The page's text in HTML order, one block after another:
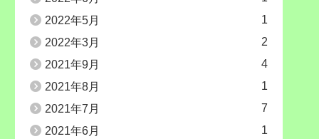
2022年5月
1
2022年3月
2
2021年9月
4
2021年8月
1
2021年7月
7
2021年6月
1